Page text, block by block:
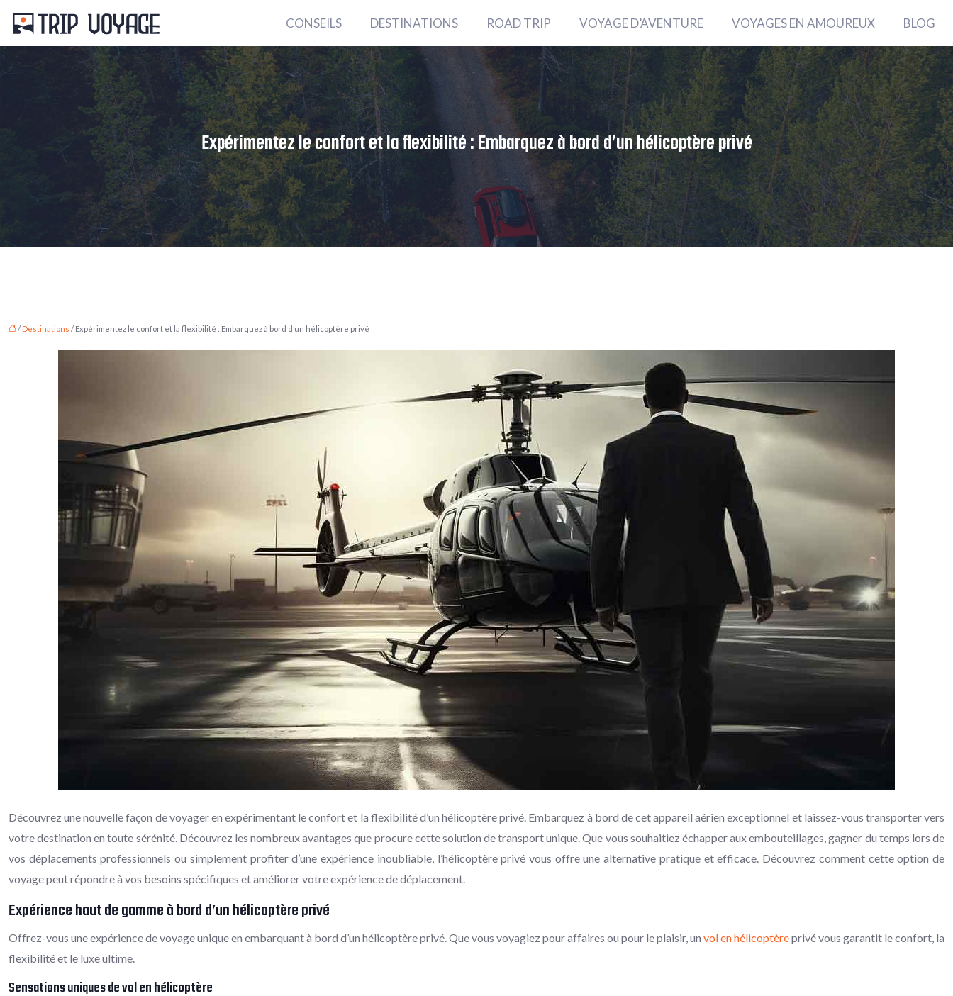
CONSEILS DESTINATIONS ROAD TRIP VOYAGE D’AVENTURE VOYAGES EN AMOUREUX BLOG
Expérimentez le confort et la flexibilité : Embarquez à bord d’un hélicoptère privé
/ Destinations / Expérimentez le confort et la flexibilité : Embarquez à bord d’un hélicoptère privé
Découvrez une nouvelle façon de voyager en expérimentant le confort et la flexibilité d’un hélicoptère privé. Embarquez à bord de cet appareil aérien exceptionnel et laissez-vous transporter vers
votre destination en toute sérénité. Découvrez les nombreux avantages que procure cette solution de transport unique. Que vous souhaitiez échapper aux embouteillages, gagner du temps lors de
vos déplacements professionnels ou simplement profiter d’une expérience inoubliable, l’hélicoptère privé vous offre une alternative pratique et efficace. Découvrez comment cette option de
voyage peut répondre à vos besoins spécifiques et améliorer votre expérience de déplacement.
Expérience haut de gamme à bord d’un hélicoptère privé
Offrez-vous une expérience de voyage unique en embarquant à bord d’un hélicoptère privé. Que vous voyagiez pour affaires ou pour le plaisir, un vol en hélicoptèreprivé vous garantit le confort, la
flexibilité et le luxe ultime.
Sensations uniques de vol en hélicoptère